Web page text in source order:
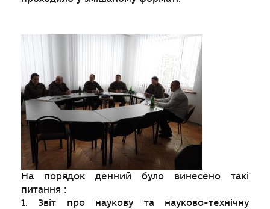
На порядок денний було винесено такі
питання :
1. Звіт про наукову та науково-технічну